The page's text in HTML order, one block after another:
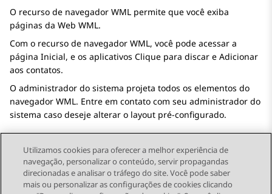
O recurso de navegador WML permite que você exiba
páginas da Web WML.
Com o recurso de navegador WML, você pode acessar a
página Inicial, e os aplicativos Clique para discar e Adicionar
aos contatos.
O administrador do sistema projeta todos os elementos do
navegador WML. Entre em contato com seu administrador do
sistema caso deseje alterar o layout pré-configurado.
Send Feedback
Utilizamos cookies para oferecer a melhor experiência de
navegação, personalizar o conteúdo, servir propagandas
direcionadas e analisar o tráfego do site. Você pode saber
mais ou personalizar as configurações de cookies clicando